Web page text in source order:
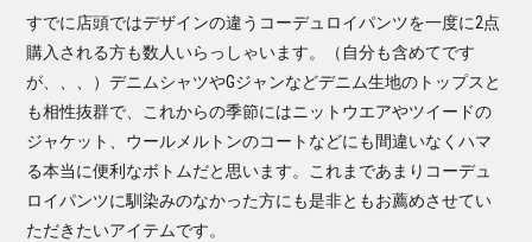
すでに店頭ではデザインの違うコーデュロイパンツを一度に2点
購入される方も数人いらっしゃいます。（自分も含めてです
が、、、）デニムシャツやGジャンなどデニム生地のトップスと
も相性抜群で、これからの季節にはニットウエアやツイードの
ジャケット、ウールメルトンのコートなどにも間違いなくハマ
る本当に便利なボトムだと思います。これまであまりコーデュ
ロイパンツに馴染みのなかった方にも是非ともお薦めさせてい
ただきたいアイテムです。